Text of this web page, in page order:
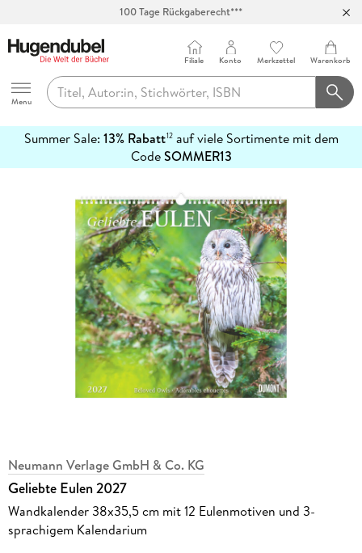
100 Tage Rückgaberecht***
Hugendubel
Menu
Filiale Konto Merkzettel Warenkorb
Summer Sale: 13% Rabatt12auf viele Sortimente mit dem
CodeSOMMER13
erfahren
Neumann Verlage GmbH & Co. KG
Geliebte Eulen 2027
Wandkalender 38x35,5 cm mit 12 Eulenmotiven und 3-
sprachigem Kalendarium